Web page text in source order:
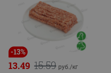
-13%
15.59
13.49 руб./кг